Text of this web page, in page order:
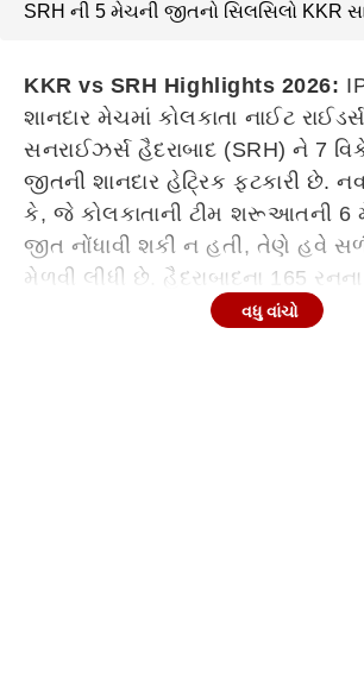
SRH ની 5 મેચની જીતનો સિલસિલો KKR
KKR vs SRH Highlights 2026:
શાનદાર મેચમાં કોલકાતા નાઈટ
સનરાઈઝર્સ હૈદરાબાદ (SRH) ને 7
જીતની શાનદાર હેટ્રિક ફટકારી છે.
કે, જે કોલકાતાની ટીમ શરૂઆતની
જીત નોંધાવી શકી ન હતી, તેણે હવે
મેળવી લીધી છે. હૈદરાબાદના 165 રનના
કરતા અંગક્રિશ રઘુવંશી (59 રન) અને
વધુ વાંચો